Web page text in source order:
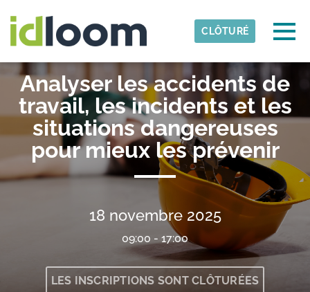
CLÔTURÉ
NCSP
Analyser les accidents de
travail, les incidents et les
situations dangereuses
pour mieux les prévenir
18 novembre 2025
09:00 - 17:00
LES INSCRIPTIONS SONT CLÔTURÉES
Fuseau horaire détecté
OK